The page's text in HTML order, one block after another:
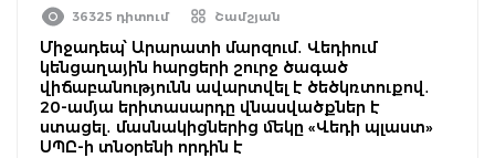
36325 դիտում Շամշյան
Միջադեպ՝ Արարատի մարզում․ Վեդիում
կենցաղային հարցերի շուրջ ծագած
վիճաբանությունն ավարտվել է ծեծկռտուքով․
20-ամյա երիտասարդը վնասվածքներ է
ստացել․ մասնակիցներից մեկը «Վեդի պլաստ»
ՍՊԸ-ի տնօրենի որդին է